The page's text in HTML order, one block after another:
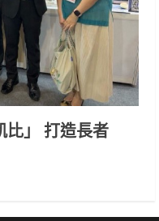
比」 打造長者